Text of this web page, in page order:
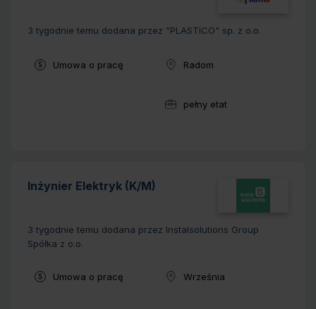
3 tygodnie temu dodana przez "PLASTICO" sp. z o.o.
Typ umowy:
Umowa o pracę Lokalizacja:
Radom
Wymiar pracy:
pełny etat
Inżynier Elektryk (K/M)
3 tygodnie temu dodana przez Instalsolutions Group
Spółka z o.o.
Typ umowy:
Umowa o pracę Lokalizacja:
Września